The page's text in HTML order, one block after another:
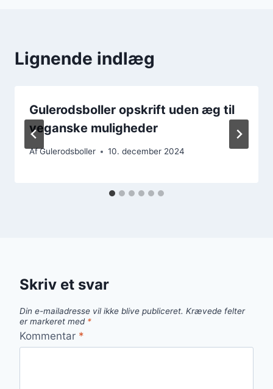
Lignende indlæg
Gulerodsboller opskrift uden æg til
veganske muligheder
AfGulerodsboller 10. december 2024
Skriv et svar
Din e-mailadresse vil ikke blive publiceret. Krævede felter
er markeret med *
Kommentar *